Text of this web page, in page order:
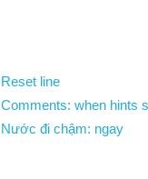
Reset line
Comments: when hints
Nước đi chậm: ngay